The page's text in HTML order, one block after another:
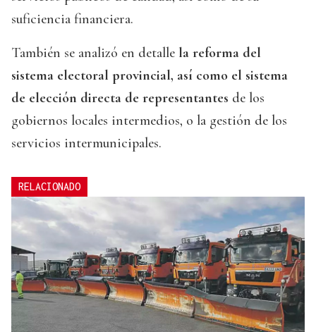
suficiencia financiera.
También se analizó en detalle la reforma del
sistema electoral provincial, así como el sistema
de elección directa de representantes de los
gobiernos locales intermedios, o la gestión de los
servicios intermunicipales.
RELACIONADO